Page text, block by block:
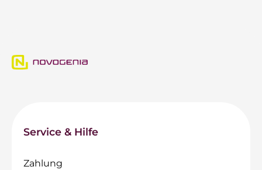
Service & Hilfe
Zahlung